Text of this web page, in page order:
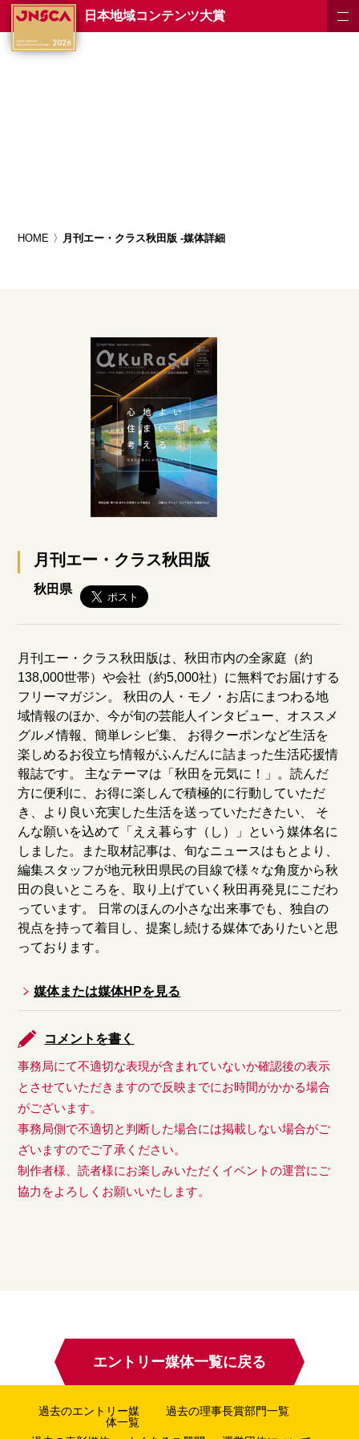
日本地域コンテンツ大賞
HOME 月刊エー・クラス秋田版 -媒体詳細
月刊エー・クラス秋田版
秋田県
月刊エー・クラス秋田版は、秋田市内の全家庭（約
138,000世帯）や会社（約5,000社）に無料でお届けする
フリーマガジン。 秋田の人・モノ・お店にまつわる地
域情報のほか、今が旬の芸能人インタビュー、オススメ
グルメ情報、簡単レシピ集、 お得クーポンなど生活を
楽しめるお役立ち情報がふんだんに詰まった生活応援情
報誌です。 主なテーマは「秋田を元気に！」。読んだ
方に便利に、お得に楽しんで積極的に行動していただ
き、より良い充実した生活を送っていただきたい、 そ
んな願いを込めて「ええ暮らす（し）」という媒体名に
しました。また取材記事は、旬なニュースはもとより、
編集スタッフが地元秋田県民の目線で様々な角度から秋
田の良いところを、取り上げていく秋田再発見にこだわ
っています。 日常のほんの小さな出来事でも、独自の
視点を持って着目し、提案し続ける媒体でありたいと思
っております。
媒体または媒体HPを見る
コメントを書く
事務局にて不適切な表現が含まれていないか確認後の表示
とさせていただきますので反映までにお時間がかかる場合
がございます。
事務局側で不適切と判断した場合には掲載しない場合がご
ざいますのでご了承ください。
制作者様、読者様にお楽しみいただくイベントの運営にご
協力をよろしくお願いいたします。
エントリー媒体一覧に戻る
過去のエントリー媒
体一覧
過去の理事長賞部門一覧